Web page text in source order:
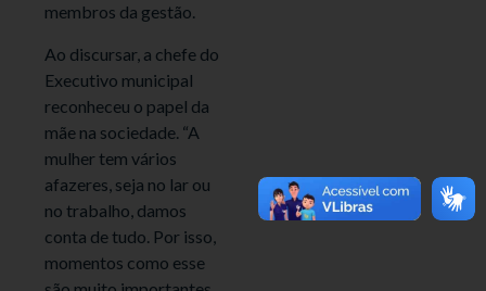
membros da gestão.
Ao discursar, a chefe do
Executivo municipal
reconheceu o papel da
mãe na sociedade. “A
mulher tem vários
afazeres, seja no lar ou
no trabalho, damos
conta de tudo. Por isso,
momentos como esse